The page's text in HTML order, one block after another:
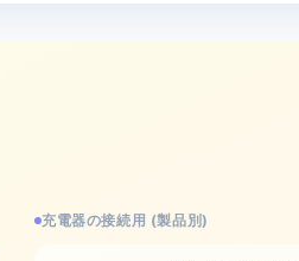
充電器の接続用 (製品別)